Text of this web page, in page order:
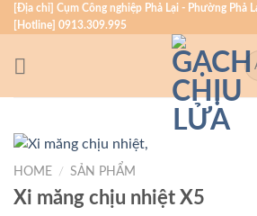
Skip
to
[Địa chỉ] Cụm Công nghiệp Phả Lại - Phường Phả
[Hotline] 0913.309.995
HOME / SẢN PHẨM
Xi măng chịu nhiệt X5